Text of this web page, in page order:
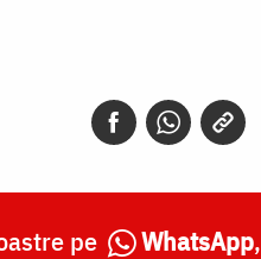
pe WhatsApp,